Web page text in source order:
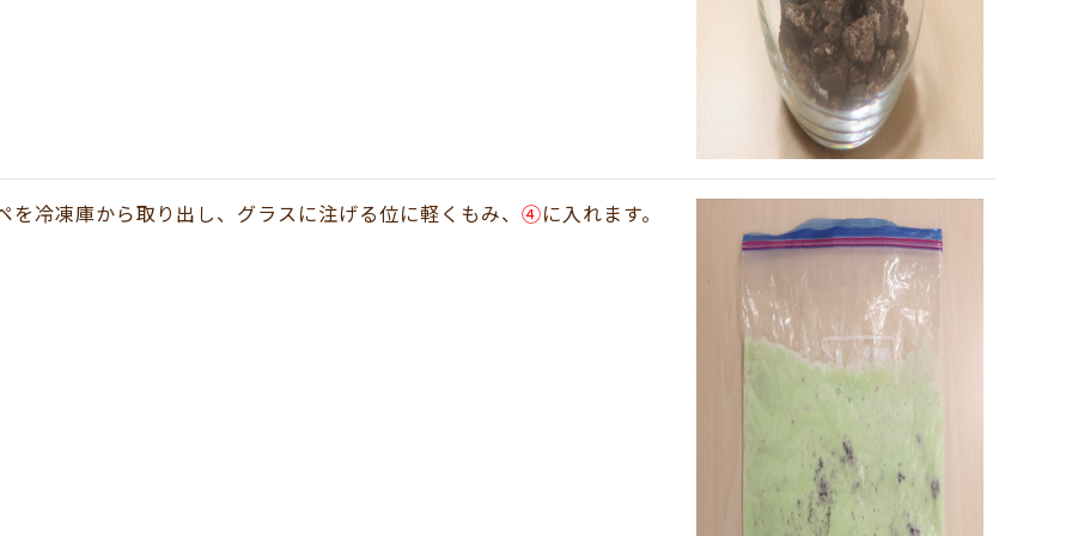
を冷凍庫から取り出し、グラスに注げる位に軽くもみ、 ④に入れます。